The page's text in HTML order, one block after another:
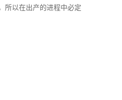
所以在出产的进程中必定